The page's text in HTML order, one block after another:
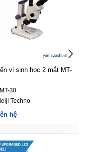
vi sinh học 2 mắt MT-
MT-30
Techno
hệ